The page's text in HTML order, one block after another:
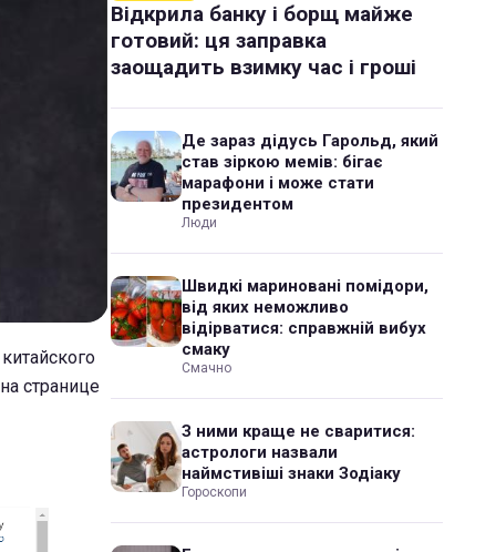
странице
Відкрила банку і борщ майже
готовий: ця заправка
заощадить взимку час і гроші
Де зараз дідусь Гарольд, який
став зіркою мемів: бігає
марафони і може стати
президентом
Люди
Швидкі мариновані помідори,
від яких неможливо
відірватися: справжній вибух
смаку
Смачно
З ними краще не сваритися:
астрологи назвали
наймстивіші знаки Зодіаку
Гороскопи